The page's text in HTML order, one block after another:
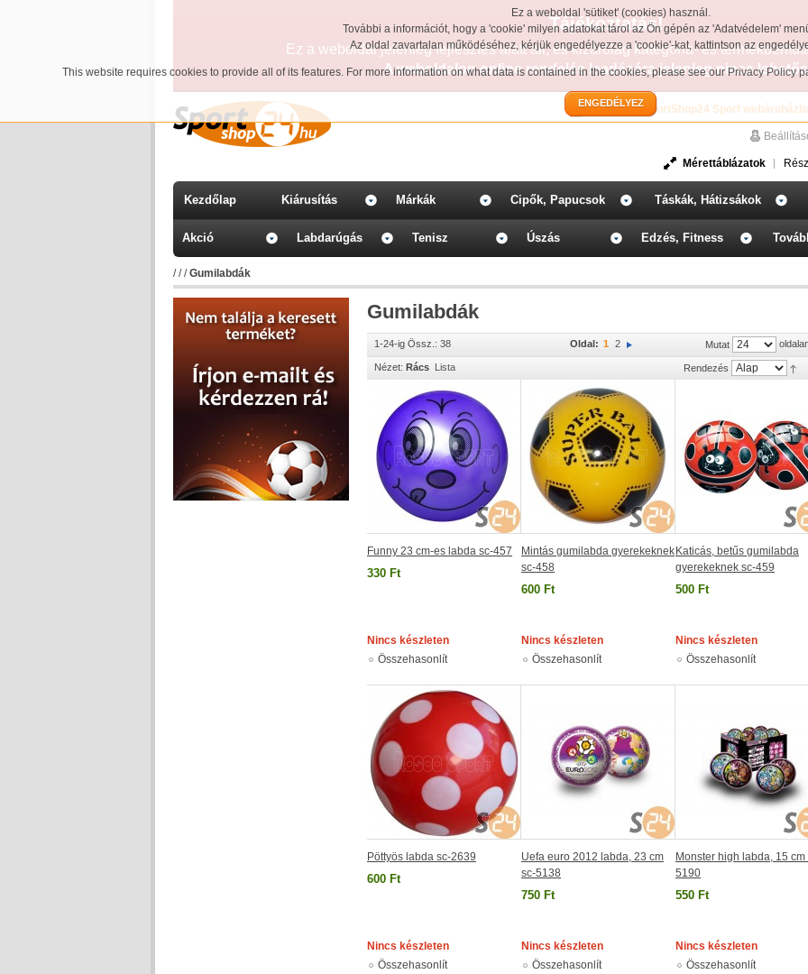
Ez a weboldal 'sütiket' (cookies) használ.
További a információt, hogy a 'cookie' milyen adatokat tárol az Ön gépén az 'Adatvédelem'
Az oldal zavartalan működéséhez, kérjük engedélyezze a 'cookie'-kat, kattintson az
This website requires cookies to provide all of its features. For more information on what data is contained in the cookies, please see ourPrivacy Policy
ENGEDÉLYEZ
Tájékoztatás!
Ez a weboldal jelenleg fejlesztés alatt áll, és kizárólag kategória- és
A weboldalon online rendelés leadására jelenleg nincs
Üdvözöljük a SportShop24 Sport
Mérettáblázatok
Kezdőlap Kiárusítás Márkák Cipők, Papucsok Táskák, Hátizsákok
Akció Labdarúgás Tenisz Úszás Edzés, Fitness
///Gumilabdák
Gumilabdák
1-24-ig Össz.: 38 Mutat
Oldal: 1 2
Nézet: Rács Lista Rendezés
Funny 23 cm-es labda sc-457
330 Ft
Nincs készleten
Összehasonlít
Mintás gumilabda gyerekeknek
sc-458
600 Ft
Nincs készleten
Összehasonlít
Katicás, betűs gumilabda
gyerekeknek sc-459
500 Ft
Nincs készleten
Összehasonlít
Pöttyös labda sc-2639
600 Ft
Nincs készleten
Összehasonlít
Uefa euro 2012 labda, 23 cm
sc-5138
750 Ft
Nincs készleten
Összehasonlít
Monster high labda, 15 cm
5190
550 Ft
Nincs készleten
Összehasonlít